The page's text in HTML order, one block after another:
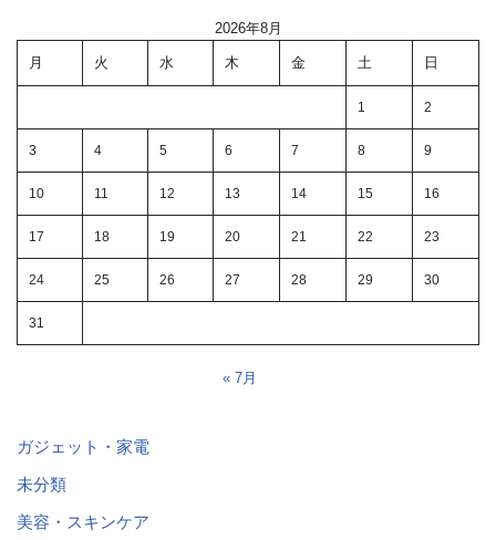
2026年8月
月 火 水 木 金 土 日
1 2
3 4 5 6 7 8 9
10 11 12 13 14 15 16
17 18 19 20 21 22 23
24 25 26 27 28 29 30
31
« 7月
ガジェット・家電
未分類
美容・スキンケア